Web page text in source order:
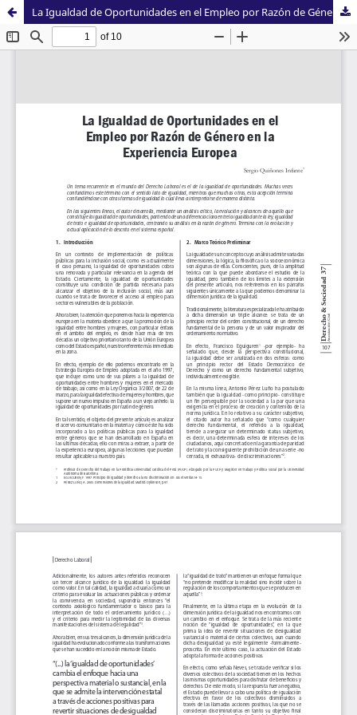
La Igualdad de Oportunidades en el Empleo por Razón de Género en la Experiencia Europea